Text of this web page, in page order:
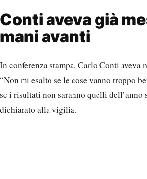
Conti aveva già
mani avanti
In conferenza stampa, Carlo Conti aveva
“Non mi esalto se le cose vanno troppo
se i risultati non saranno quelli dell’anno
dichiarato alla vigilia.